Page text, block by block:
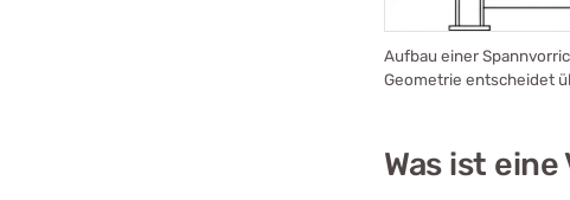
Aufbau einer
Geometrie entscheidet
Was ist